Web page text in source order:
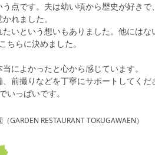
点です。夫は幼い頃から歴史が好き
れました。
いという想いもありました。他には
ちらに決めました。
によかったと心から感じています。
前撮りなどを丁寧にサポートしてく
いっぱいです。
GARDEN RESTAURANT TOKUGAWAEN）